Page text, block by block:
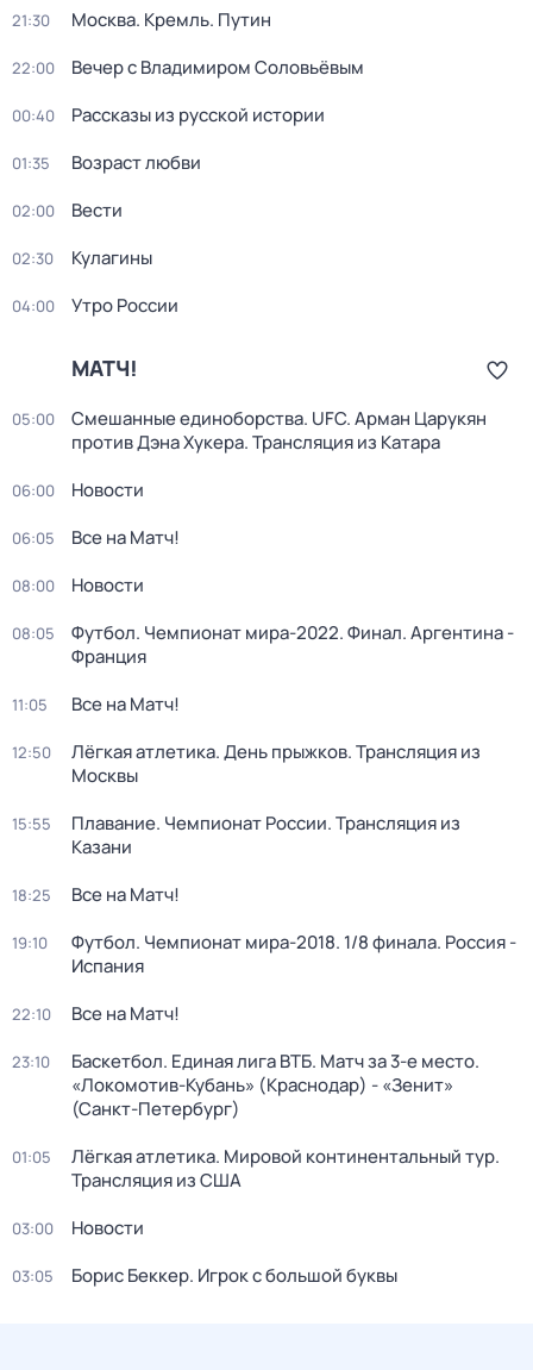
21:30 Москва. Кремль. Путин
22:00 Вечер с Владимиром Соловьёвым
00:40 Рассказы из русской истории
01:35 Возраст любви
02:00 Вести
02:30 Кулагины
04:00 Утро России
МАТЧ!
05:00
Смешанные единоборства. UFC. Арман Царукян
против Дэна Хукера. Трансляция из Катара
06:00 Новости
06:05 Все на Матч!
08:00 Новости
08:05
Футбол. Чемпионат мира-2022. Финал. Аргентина -
Франция
11:05 Все на Матч!
12:50
Лёгкая атлетика. День прыжков. Трансляция из
Москвы
15:55
Плавание. Чемпионат России. Трансляция из
Казани
18:25 Все на Матч!
19:10
Футбол. Чемпионат мира-2018. 1/8 финала. Россия -
Испания
22:10 Все на Матч!
23:10
Баскетбол. Единая лига ВТБ. Матч за 3-е место.
«Локомотив-Кубань» (Краснодар) - «Зенит»
(Санкт-Петербург)
01:05
Лёгкая атлетика. Мировой континентальный тур.
Трансляция из США
03:00 Новости
03:05 Борис Беккер. Игрок с большой буквы